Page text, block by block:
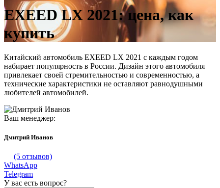
EXEED LX 2021: цена, как
купить
Китайский автомобиль EXEED LX 2021 с каждым годом
набирает популярность в России. Дизайн этого автомобиля
привлекает своей стремительностью и современностью, а
технические характеристики не оставляют равнодушными
любителей автомобилей.
Ваш менеджер:
Дмитрий Иванов
(5 отзывов)
WhatsApp
Telegram
У вас есть вопрос?